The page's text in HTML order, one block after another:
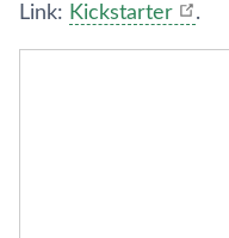
Link: Kickstarter .